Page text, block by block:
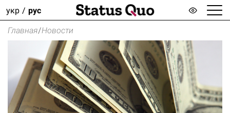
укр рус
Главная/Новости